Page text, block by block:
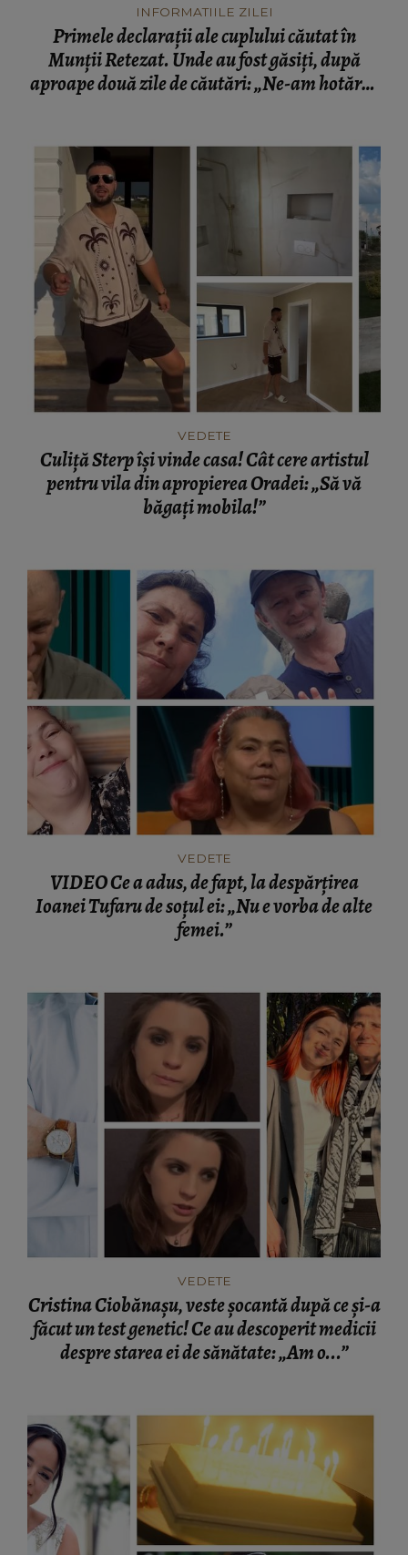
INFORMATIILE ZILEI
Primele declarații ale cuplului căutat în
Munții Retezat. Unde au fost găsiți, după
aproape două zile de căutări: „Ne-am hotărât
VEDETE
Culiță Sterp își vinde casa! Cât cere artistul
pentru vila din apropierea Oradei: „Să vă
băgați mobila!”
VEDETE
VIDEO Ce a adus, de fapt, la despărțirea
Ioanei Tufaru de soțul ei: „Nu e vorba de alte
femei.”
VEDETE
Cristina Ciobănașu, veste șocantă după ce și-a
făcut un test genetic! Ce au descoperit medicii
despre starea ei de sănătate: „Am o...”